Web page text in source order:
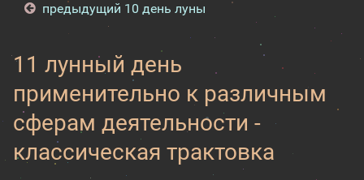
предыдущий 10 день луны
11 лунный день
применительно к различным
сферам деятельности -
классическая трактовка